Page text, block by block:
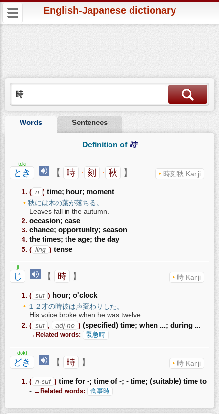
English-Japanese dictionary
Words Sentences
Definition of 時
とき
toki
【 時 · 刻 · 秋 】 時刻秋 Kanji
( n ) time; hour; moment
秋には木の葉が落ちる。
Leaves fall in the autumn.
occasion; case
chance; opportunity; season
the times; the age; the day
( ling ) tense
じ
ji
【 時 】 時 Kanji
( suf ) hour; o'clock
１２才の時彼は声変わりした。
His voice broke when he was twelve.
( suf , adj-no ) (specified) time; when ...; during ...
→Related words: 緊急時
どき
doki
【 時 】 時 Kanji
( n-suf ) time for -; time of -; - time; (suitable) time to
- →Related words: 食事時